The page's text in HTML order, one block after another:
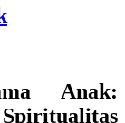
Anak: